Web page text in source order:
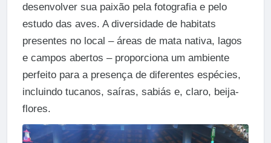
desenvolver sua paixão pela fotografia e pelo
estudo das aves. A diversidade de habitats
presentes no local – áreas de mata nativa, lagos
e campos abertos – proporciona um ambiente
perfeito para a presença de diferentes espécies,
incluindo tucanos, saíras, sabiás e, claro, beija-
flores.